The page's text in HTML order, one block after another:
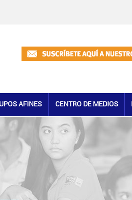
AFINES CENTRO DE MEDIOS